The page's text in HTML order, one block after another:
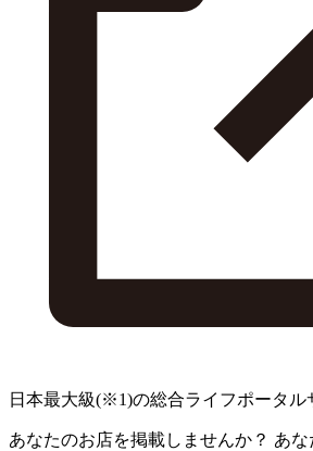
日本最大級(※1)の総合ライフポータル
あなたのお店を掲載しませんか？ あな